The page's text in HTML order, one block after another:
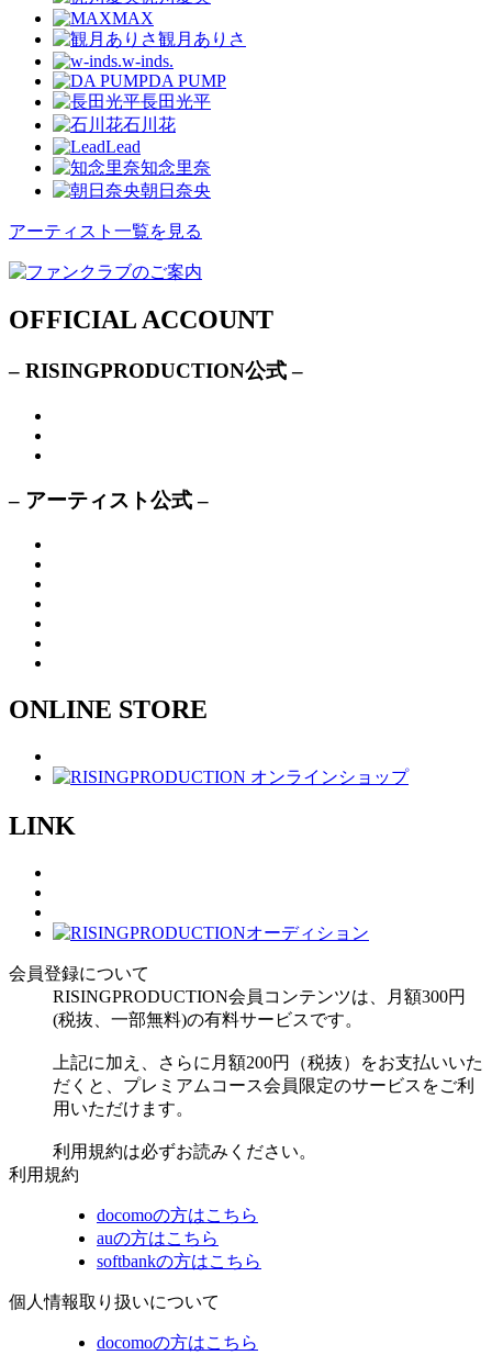
MAX
観月ありさ
w-inds.
DA PUMP
長田光平
石川花
Lead
知念里奈
朝日奈央
アーティスト一覧を見る
OFFICIAL ACCOUNT
– RISINGPRODUCTION公式 –
– アーティスト公式 –
ONLINE STORE
LINK
会員登録について
RISINGPRODUCTION会員コンテンツは、月額300円
(税抜、一部無料)の有料サービスです。
上記に加え、さらに月額200円（税抜）をお支払いいた
だくと、プレミアムコース会員限定のサービスをご利
用いただけます。
利用規約は必ずお読みください。
利用規約
docomoの方はこちら
auの方はこちら
softbankの方はこちら
個人情報取り扱いについて
docomoの方はこちら